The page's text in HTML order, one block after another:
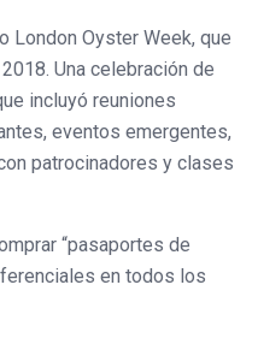
London Oyster Week, que
Una celebración de
incluyó reuniones
eventos emergentes,
patrocinadores y clases
“pasaportes de
en todos los